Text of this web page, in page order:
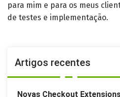
para mim e para os meus
de testes e implementação.
Artigos recentes
Novas Checkout